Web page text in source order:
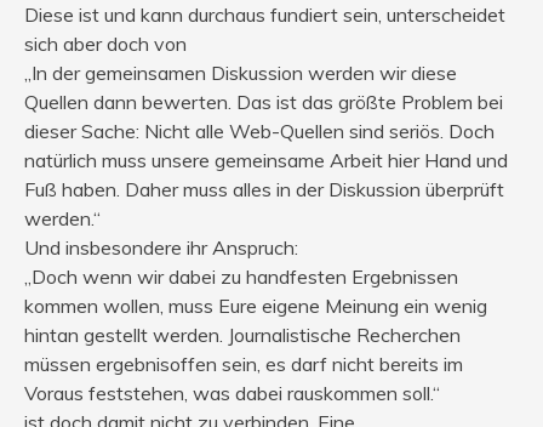
Diese ist und kann durchaus fundiert sein, unterscheidet
sich aber doch von
„In der gemeinsamen Diskussion werden wir diese
Quellen dann bewerten. Das ist das größte Problem bei
dieser Sache: Nicht alle Web-Quellen sind seriös. Doch
natürlich muss unsere gemeinsame Arbeit hier Hand und
Fuß haben. Daher muss alles in der Diskussion überprüft
werden.“
Und insbesondere ihr Anspruch:
„Doch wenn wir dabei zu handfesten Ergebnissen
kommen wollen, muss Eure eigene Meinung ein wenig
hintan gestellt werden. Journalistische Recherchen
müssen ergebnisoffen sein, es darf nicht bereits im
Voraus feststehen, was dabei rauskommen soll.“
ist doch damit nicht zu verbinden. Eine